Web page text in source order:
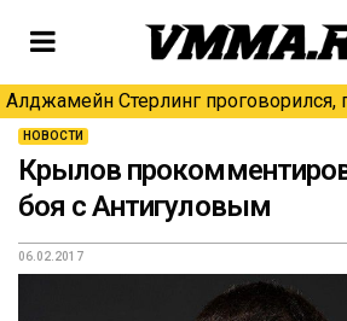
Алджамейн Стерлинг проговорился,
НОВОСТИ
Крылов
боя с Антигуловым
06.02.2017